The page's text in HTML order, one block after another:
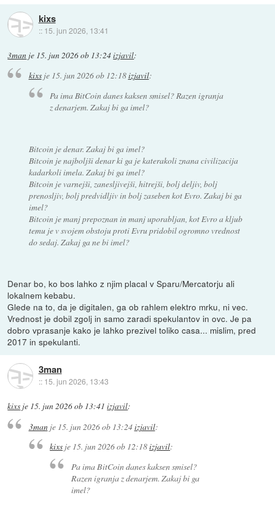
kixs
:: 15. jun 2026, 13:41
3man je 15. jun 2026 ob 13:24izjavil:
kixsje 15. jun 2026 ob 12:18izjavil:
Pa ima BitCoin danes kaksen smisel? Razen igranja
z denarjem. Zakaj bi ga imel?
Bitcoin je denar. Zakaj bi ga imel?
Bitcoin je najboljši denar ki ga je katerakoli znana civilizacija
kadarkoli imela. Zakaj bi ga imel?
Bitcoin je varnejši, zanesljivejši, hitrejši, bolj deljiv, bolj
prenosljiv, bolj predvidljiv in bolj zaseben kot Evro. Zakaj bi ga
imel?
Bitcoin je manj prepoznan in manj uporabljan, kot Evro a kljub
temu je v svojem obstoju proti Evru pridobil ogromno vrednost
do sedaj. Zakaj ga ne bi imel?
Denar bo, ko bos lahko z njim placal v Sparu/Mercatorju ali
lokalnem kebabu.
Glede na to, da je digitalen, ga ob rahlem elektro mrku, ni vec.
Vrednost je dobil zgolj in samo zaradi spekulantov in ovc. Je pa
dobro vprasanje kako je lahko prezivel toliko casa... mislim, pred
2017 in spekulanti.
3man
:: 15. jun 2026, 13:43
kixs je 15. jun 2026 ob 13:41 izjavil:
3manje 15. jun 2026 ob 13:24izjavil:
kixs je 15. jun 2026 ob 12:18izjavil:
Pa ima BitCoin danes kaksen smisel?
Razen igranja z denarjem. Zakaj bi ga
imel?